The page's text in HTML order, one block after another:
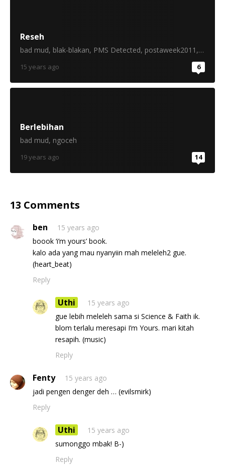
Reseh
bad mud, blak-blakan, PMS Detected, postaweek2011 , sok tau
15 years ago 6
Berlebihan
bad mud, ngoceh
19 years ago 14
13 Comments
ben
15 years ago
boook ‘i’m yours’ book.
kalo ada yang mau nyanyiin mah meleleh2 gue.
(heart_beat)
Reply
Uthi
15 years ago
gue lebih meleleh sama si Science & Faith ik.
blom terlalu meresapi I’m Yours. mari kitah
resapih. (music)
Reply
Fenty
15 years ago
jadi pengen denger deh … (evilsmirk)
Reply
Uthi
15 years ago
sumonggo mbak! B-)
Reply